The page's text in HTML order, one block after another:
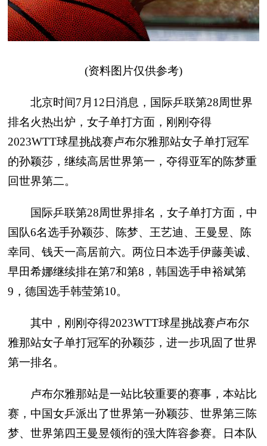
(资料图片仅供参考)
北京时间7月12日消息，国际乒联第28周世界
排名火热出炉，女子单打方面，刚刚夺得
2023WTT球星挑战赛卢布尔雅那站女子单打冠军
的孙颖莎，继续高居世界第一，夺得亚军的陈梦重
回世界第二。
国际乒联第28周世界排名，女子单打方面，中
国队6名选手孙颖莎、陈梦、王艺迪、王曼昱、陈
幸同、钱天一高居前六。两位日本选手伊藤美诚、
早田希娜继续排在第7和第8，韩国选手申裕斌第
9，德国选手韩莹第10。
其中，刚刚夺得2023WTT球星挑战赛卢布尔
雅那站女子单打冠军的孙颖莎，进一步巩固了世界
第一排名。
卢布尔雅那站是一站比较重要的赛事，本站比
赛，中国女乒派出了世界第一孙颖莎、世界第三陈
梦、世界第四王曼昱领衔的强大阵容参赛。日本队